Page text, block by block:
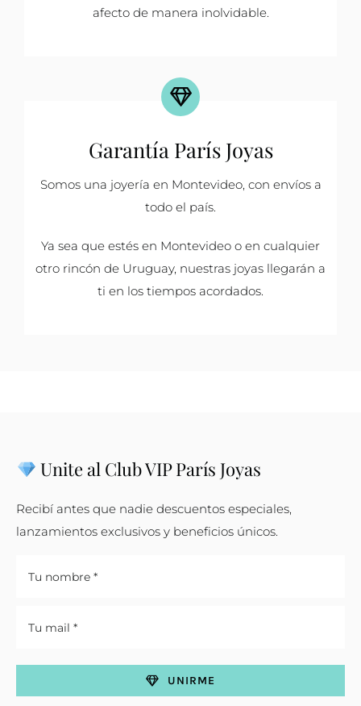
afecto de manera inolvidable.
Garantía París Joyas
Somos una joyería en Montevideo, con envíos a
todo el país.
Ya sea que estés en Montevideo o en cualquier
otro rincón de Uruguay, nuestras joyas llegarán a
ti en los tiempos acordados.
Unite al Club VIP París Joyas
Recibí antes que nadie descuentos especiales,
lanzamientos exclusivos y beneficios únicos.
UNIRME